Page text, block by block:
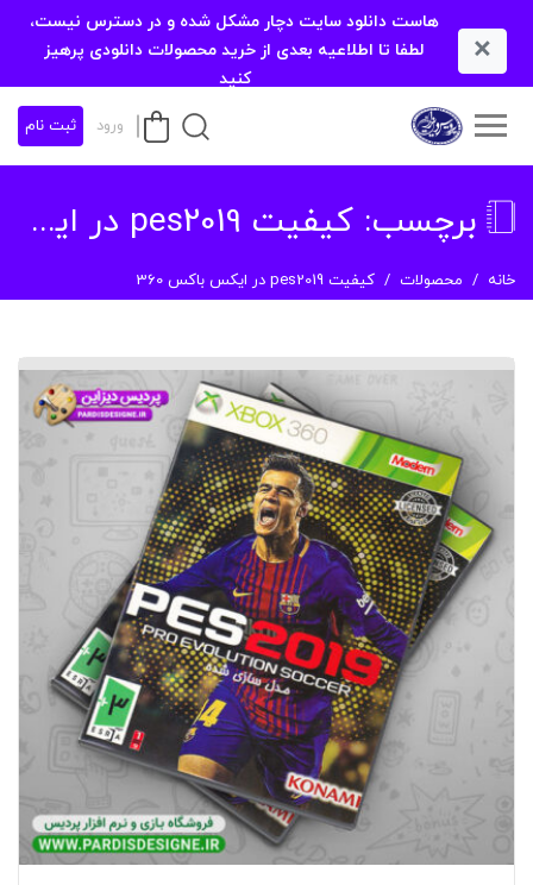
×
هاست دانلود سایت دچار مشکل شده و در دسترس نیست،
لطفا تا اطلاعیه بعدی از خرید محصولات دانلودی پرهیز
کنید
ورود ثبت نام
برچسب: کیفیت pes2019 در ایکس باکس 360
خانه محصولات کیفیت pes2019 در ایکس باکس 360